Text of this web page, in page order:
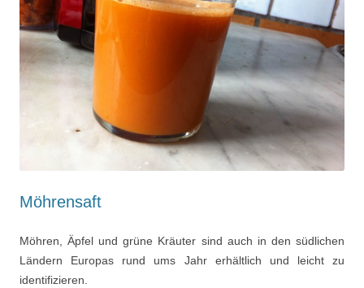
Möhrensaft
Möhren, Äpfel und grüne Kräuter sind auch in den südlichen
Ländern Europas rund ums Jahr erhältlich und leicht zu
identifizieren.